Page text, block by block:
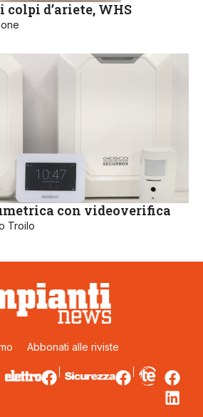
d’ariete, WHS
con videoverifica
Troilo
Abbonati alle riviste